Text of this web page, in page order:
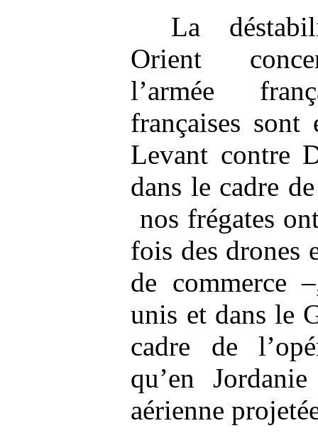
La
Orient
l’armée
françaises sont
Levant contre
dans le cadre
nos frégates
fois des drones
de commerce
unis et dans le
cadre de
qu’en
aérienne